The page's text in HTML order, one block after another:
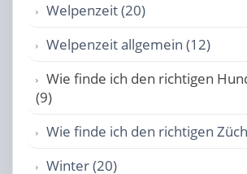
Welpenzeit (20)
Welpenzeit allgemein (12)
Wie finde ich den richtigen
(9)
Wie finde ich den richtigen
Winter (20)